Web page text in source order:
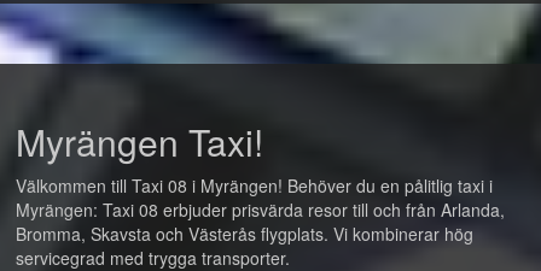
Myrängen Taxi!
Välkommen till Taxi 08 i Myrängen! Behöver du en pålitlig taxi i
Myrängen: Taxi 08 erbjuder prisvärda resor till och från Arlanda,
Bromma, Skavsta och Västerås flygplats. Vi kombinerar hög
servicegrad med trygga transporter.